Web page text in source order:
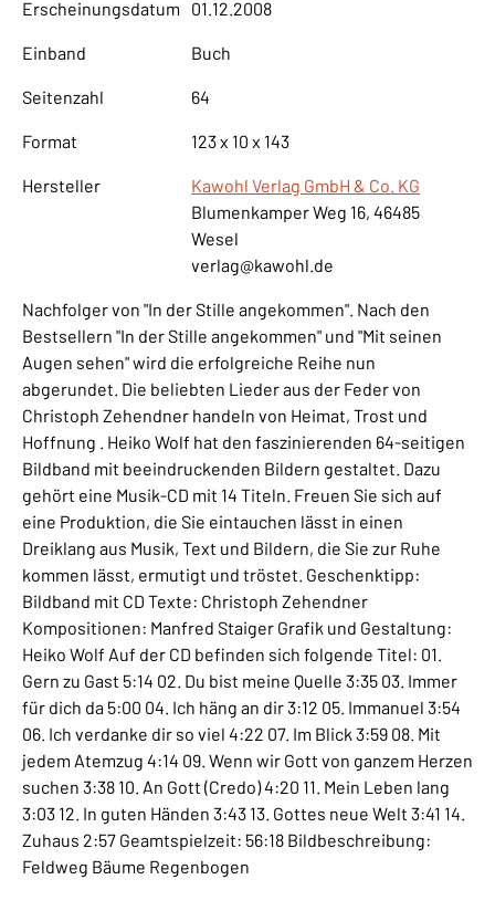
Erscheinungsdatum 01.12.2008
Einband Buch
Seitenzahl 64
Format 123 x 10 x 143
Hersteller
Kawohl Verlag GmbH & Co. KG
Blumenkamper Weg 16, 46485
Wesel
verlag@kawohl.de
Nachfolger von "In der Stille angekommen". Nach den
Bestsellern "In der Stille angekommen" und "Mit seinen
Augen sehen" wird die erfolgreiche Reihe nun
abgerundet. Die beliebten Lieder aus der Feder von
Christoph Zehendner handeln von Heimat, Trost und
Hoffnung . Heiko Wolf hat den faszinierenden 64-seitigen
Bildband mit beeindruckenden Bildern gestaltet. Dazu
gehört eine Musik-CD mit 14 Titeln. Freuen Sie sich auf
eine Produktion, die Sie eintauchen lässt in einen
Dreiklang aus Musik, Text und Bildern, die Sie zur Ruhe
kommen lässt, ermutigt und tröstet. Geschenktipp:
Bildband mit CD Texte: Christoph Zehendner
Kompositionen: Manfred Staiger Grafik und Gestaltung:
Heiko Wolf Auf der CD befinden sich folgende Titel: 01.
Gern zu Gast 5:14 02. Du bist meine Quelle 3:35 03. Immer
für dich da 5:00 04. Ich häng an dir 3:12 05. Immanuel 3:54
06. Ich verdanke dir so viel 4:22 07. Im Blick 3:59 08. Mit
jedem Atemzug 4:14 09. Wenn wir Gott von ganzem Herzen
suchen 3:38 10. An Gott (Credo) 4:20 11. Mein Leben lang
3:03 12. In guten Händen 3:43 13. Gottes neue Welt 3:41 14.
Zuhaus 2:57 Geamtspielzeit: 56:18 Bildbeschreibung:
Feldweg Bäume Regenbogen